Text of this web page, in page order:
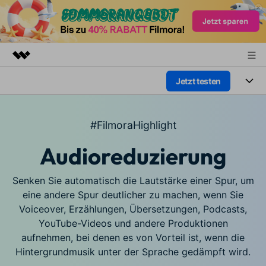
Shop
Support
Jetzt testen
Funktionen
Assets
Video/Foto
Audio
Text
Wer
Video-Lösungen
Ressourcen
Video-Prompts Meisterkurs
Hilfe-Center
Erste Schritte
#FilmoraHighlight
Audioreduzierung
Senken Sie automatisch die Lautstärke einer Spur, um
eine andere Spur deutlicher zu machen, wenn Sie
Voiceover, Erzählungen, Übersetzungen, Podcasts,
YouTube-Videos und andere Produktionen
aufnehmen, bei denen es von Vorteil ist, wenn die
Hintergrundmusik unter der Sprache gedämpft wird.